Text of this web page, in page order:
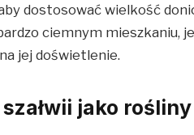
dostosować wielkość
ciemnym mieszkaniu,
jej doświetlenie.
jako